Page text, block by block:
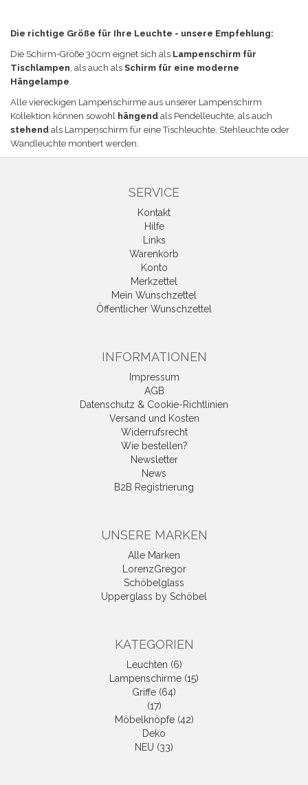
Die richtige Größe für Ihre Leuchte - unsere Empfehlung:
Die Schirm-Größe 30cm eignet sich als Lampenschirm für
Tischlampen, als auch als Schirm für eine moderne
Hängelampe.
Alle viereckigen Lampenschirme aus unserer Lampenschirm
Kollektion können sowohl hängend als Pendelleuchte, als auch
stehend als Lampenschirm für eine Tischleuchte, Stehleuchte oder
Wandleuchte montiert werden.
SERVICE
Kontakt
Hilfe
Links
Warenkorb
Konto
Merkzettel
Mein Wunschzettel
Öffentlicher Wunschzettel
INFORMATIONEN
Impressum
AGB
Datenschutz & Cookie-Richtlinien
Versand und Kosten
Widerrufsrecht
Wie bestellen?
Newsletter
News
B2B Registrierung
UNSERE MARKEN
Alle Marken
LorenzGregor
Schöbelglass
Upperglass by Schöbel
KATEGORIEN
Leuchten (6)
Lampenschirme (15)
Griffe (64)
(17)
Möbelknöpfe (42)
Deko
NEU (33)